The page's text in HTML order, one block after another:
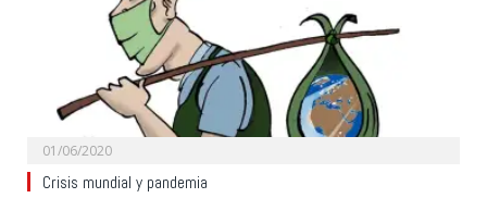
01/06/2020
Crisis mundial y pandemia